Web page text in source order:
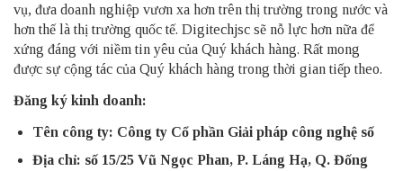
vụ, đưa doanh nghiệp vươn xa hơn trên thị trường trong nước và
hơn thế là thị trường quốc tế. Digitechjsc sẽ nỗ lực hơn nữa để
xứng đáng với niềm tin yêu của Quý khách hàng. Rất mong
được sự cộng tác của Quý khách hàng trong thời gian tiếp theo.
Đăng ký kinh doanh:
Tên công ty: Công ty Cổ phần Giải pháp công nghệ số
Địa chỉ: số 15/25 Vũ Ngọc Phan, P. Láng Hạ, Q. Đống